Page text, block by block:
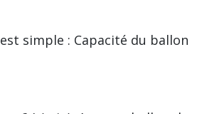
simple : Capacité du ballon